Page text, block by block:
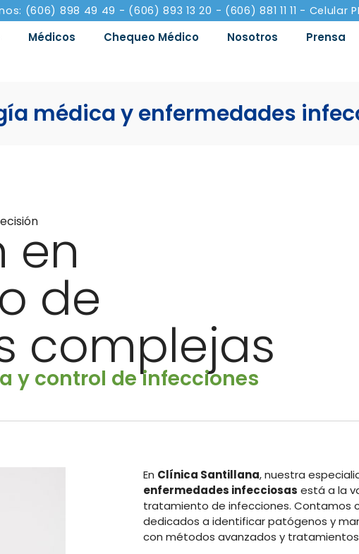
(606) 898 49 49 - (606) 893 13 20 - (606) 881 11 11 - Celular
Médicos Chequeo Médico Nosotros Prensa
médica y enfermedades
en
de
complejas
y control de infecciones
En Clínica Santillana, nuestra
enfermedades infecciosas está a la
tratamiento de infecciones. Contamos
dedicados a identificar patógenos y
con métodos avanzados y